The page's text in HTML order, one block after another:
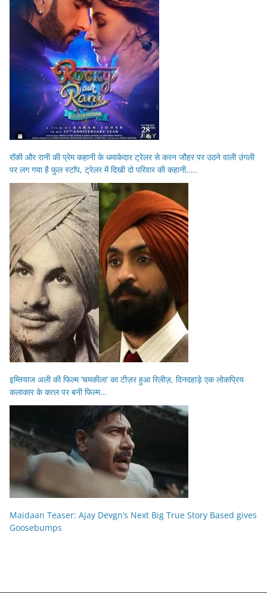
रॉकी और रानी की प्रेम कहानी के धमाकेदार ट्रेलर से करन जौहर पर उठने वाली उंगली
पर लग गया है फुल स्टॉप, ट्रेलर में दिखी दो परिवार की कहानी…..
इम्तियाज अली की फिल्म ‘चमकीला’ का टीज़र हुआ रिलीज़, दिनदहाड़े एक लोकप्रिय
कलाकार के कत्ल पर बनी फिल्म…
Maidaan Teaser: Ajay Devgn’s Next Big True Story Based gives
Goosebumps